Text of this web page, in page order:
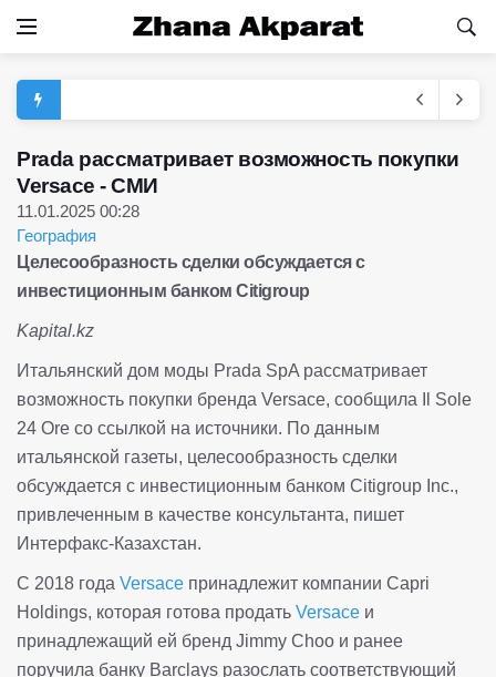
Prada рассматривает возможность покупки
Versace - СМИ
11.01.2025 00:28
География
Целесообразность сделки обсуждается с
инвестиционным банком Citigroup
Kapital.kz
Итальянский дом моды Prada SpA рассматривает
возможность покупки бренда Versace, сообщила Il Sole
24 Ore со ссылкой на источники. По данным
итальянской газеты, целесообразность сделки
обсуждается с инвестиционным банком Citigroup Inc.,
привлеченным в качестве консультанта, пишет
Интерфакс-Казахстан.
С 2018 года Versace принадлежит компании Capri
Holdings, которая готова продать Versace и
принадлежащий ей бренд Jimmy Choo и ранее
поручила банку Barclays разослать соответствующий